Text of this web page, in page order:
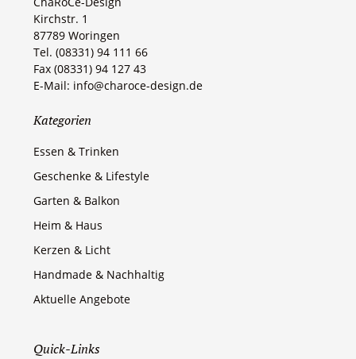
Kirchstr. 1
87789 Woringen​
Tel. (08331) 94 111 66
Fax (08331) 94 127 43
E-Mail: info@charoce-design.de
Kategorien
Essen & Trinken
Geschenke & Lifestyle
Garten & Balkon
Heim & Haus
Kerzen & Licht
Handmade & Nachhaltig
Aktuelle Angebote
Quick-Links